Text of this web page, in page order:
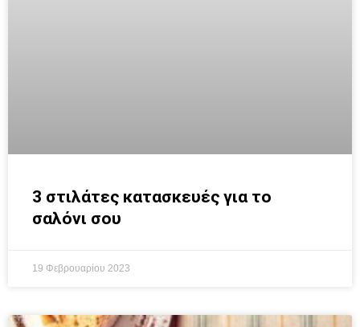
3 στιλάτες κατασκευές για το
σαλόνι σου
19 Φεβρουαρίου 2023